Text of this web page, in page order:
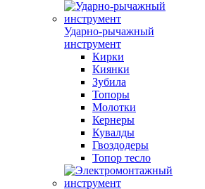
Ударно-рычажный
инструмент
Кирки
Киянки
Зубила
Топоры
Молотки
Кернеры
Кувалды
Гвоздодеры
Топор тесло